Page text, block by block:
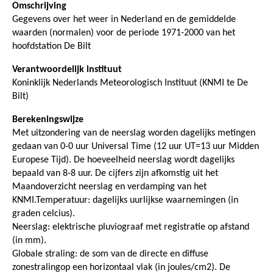
Omschrijving
Gegevens over het weer in Nederland en de gemiddelde
waarden (normalen) voor de periode 1971-2000 van het
hoofdstation De Bilt
Verantwoordelijk instituut
Koninklijk Nederlands Meteorologisch Instituut (KNMI te De
Bilt)
Berekeningswijze
Met uitzondering van de neerslag worden dagelijks metingen
gedaan van 0-0 uur Universal Time (12 uur UT=13 uur Midden
Europese Tijd). De hoeveelheid neerslag wordt dagelijks
bepaald van 8-8 uur. De cijfers zijn afkomstig uit het
Maandoverzicht neerslag en verdamping van het
KNMI.Temperatuur: dagelijks uurlijkse waarnemingen (in
graden celcius).
Neerslag: elektrische pluviograaf met registratie op afstand
(in mm).
Globale straling: de som van de directe en diffuse
zonestralingop een horizontaal vlak (in joules/cm2). De